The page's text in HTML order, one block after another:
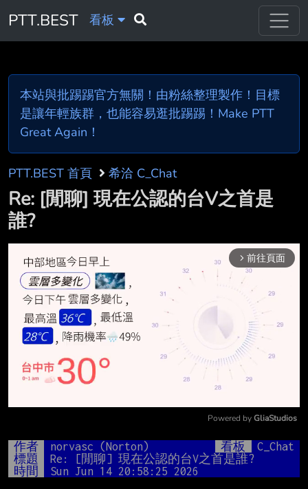
PTT.BEST 看板
本站與批踢踢官方無關！由粉絲整理製作！目標
是讓年輕族群，也能容易逛批踢踢！Make PTT
Great Again！
PTT.BEST 首頁 希洽 C_Chat
Re: [閒聊] 現在公認的台V之首是
誰?
arrow_forward_ios 前往頁面
Mute
Powered by GliaStudios
作者 norvasc (Norton) 看板
C_Chat
標題
Re: [閒聊] 現在公認的台V之首是誰?
時間
Sun Jun 14 20:58:25 2026